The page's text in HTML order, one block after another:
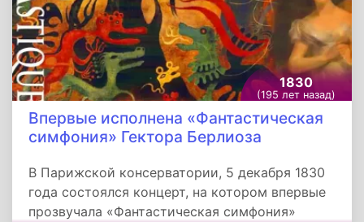
1830
(195 лет назад)
Впервые исполнена «Фантастическая
симфония» Гектора Берлиоза
В Парижской консерватории, 5 декабря 1830
года состоялся концерт, на котором впервые
прозвучала «Фантастическая симфония»